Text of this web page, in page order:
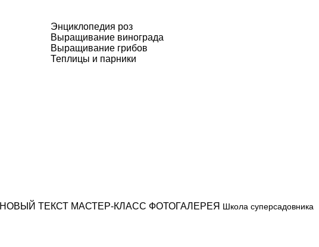
Энциклопедия роз
Выращивание винограда
Выращивание грибов
Теплицы и парники
НОВЫЙ ТЕКСТ МАСТЕР-КЛАСС ФОТОГАЛЕРЕЯ Школа суперсадовника